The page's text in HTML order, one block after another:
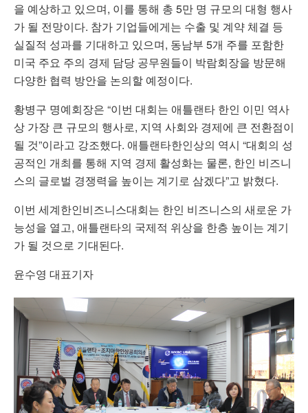
을 예상하고 있으며, 이를 통해 총 5만 명 규모의 대형 행사
가 될 전망이다. 참가 기업들에게는 수출 및 계약 체결 등
실질적 성과를 기대하고 있으며, 동남부 5개 주를 포함한
미국 주요 주의 경제 담당 공무원들이 박람회장을 방문해
다양한 협력 방안을 논의할 예정이다.
황병구 명예회장은 “이번 대회는 애틀랜타 한인 이민 역사
상 가장 큰 규모의 행사로, 지역 사회와 경제에 큰 전환점이
될 것”이라고 강조했다. 애틀랜타한인상의 역시 “대회의 성
공적인 개최를 통해 지역 경제 활성화는 물론, 한인 비즈니
스의 글로벌 경쟁력을 높이는 계기로 삼겠다”고 밝혔다.
이번 세계한인비즈니스대회는 한인 비즈니스의 새로운 가
능성을 열고, 애틀랜타의 국제적 위상을 한층 높이는 계기
가 될 것으로 기대된다.
윤수영 대표기자